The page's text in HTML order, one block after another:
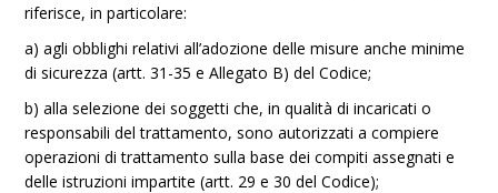
riferisce, in particolare:
a) agli obblighi relativi all’adozione delle misure anche minime
di sicurezza (artt. 31-35 e Allegato B) del Codice;
b) alla selezione dei soggetti che, in qualità di incaricati o
responsabili del trattamento, sono autorizzati a compiere
operazioni di trattamento sulla base dei compiti assegnati e
delle istruzioni impartite (artt. 29 e 30 del Codice);